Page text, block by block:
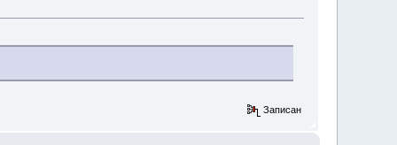
Записан